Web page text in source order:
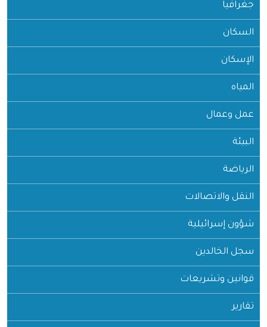
جغرافيا
السكان
الإسكان
المياه
عمل وعمال
البيئة
الرياضة
النقل والاتصالات
شؤون إسرائيلية
سجل الخالدين
قوانين وتشريعات
تقارير